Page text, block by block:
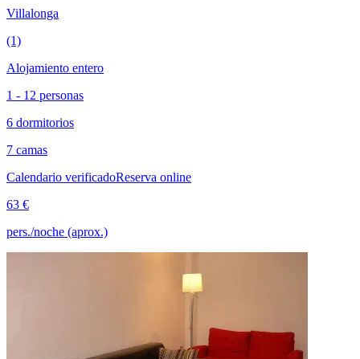
Villalonga
(1)
Alojamiento entero
1 - 12 personas
6 dormitorios
7 camas
Calendario verificadoReserva online
63 €
pers./noche (aprox.)